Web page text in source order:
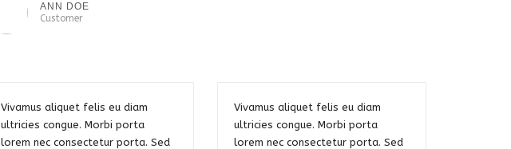
ANN DOE
Customer
Vivamus aliquet felis eu diam
ultricies congue. Morbi porta
lorem nec consectetur porta. Sed
Vivamus aliquet felis eu diam
ultricies congue. Morbi porta
lorem nec consectetur porta. Sed